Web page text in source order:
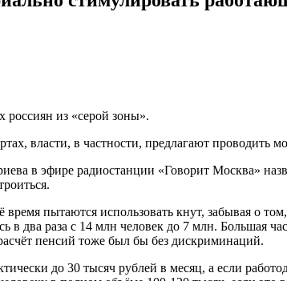
россиян из «серой зоны».
власти, в частности, предлагают проводить
в эфире радиостанции «Говорит Москва»
пытаются использовать кнут, забывая о
в два раза с 14 млн человек до 7 млн. Большая
пенсий тоже был бы без дискриминаций.
до 30 тысяч рублей в месяц, а если